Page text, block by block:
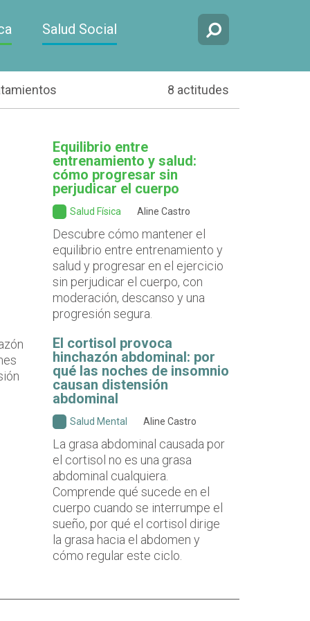
Salud Social
8 actitudes
Equilibrio entre
entrenamiento y salud:
cómo progresar sin
perjudicar el cuerpo
Salud Física Aline Castro
Descubre cómo mantener el
equilibrio entre entrenamiento y
salud y progresar en el ejercicio
sin perjudicar el cuerpo, con
moderación, descanso y una
progresión segura.
El cortisol provoca
hinchazón abdominal: por
qué las noches de insomnio
causan distensión
abdominal
Salud Mental Aline Castro
La grasa abdominal causada por
el cortisol no es una grasa
abdominal cualquiera.
Comprende qué sucede en el
cuerpo cuando se interrumpe el
sueño, por qué el cortisol dirige
la grasa hacia el abdomen y
cómo regular este ciclo.